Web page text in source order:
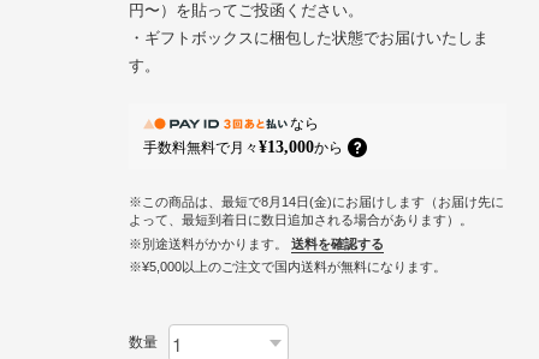
円〜）を貼ってご投函ください。
・ギフトボックスに梱包した状態でお届けいたしま
す。
なら
手数料無料で月々¥13,000から
※この商品は、最短で8月14日(金)にお届けします（お届け先に
よって、最短到着日に数日追加される場合があります）。
※別途送料がかかります。
送料を確認する
※¥5,000以上のご注文で国内送料が無料になります。
数量